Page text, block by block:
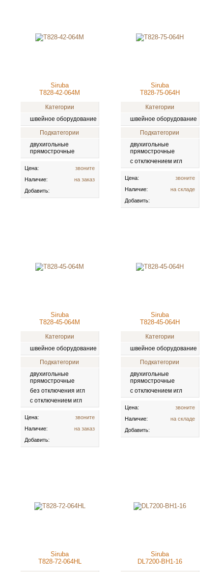
Siruba
T828-42-064M
Категории
швейное оборудование
Подкатегории
двухигольные
прямострочные
Цена:
звоните
Наличие:
на заказ
Добавить:
Siruba
T828-75-064H
Категории
швейное оборудование
Подкатегории
двухигольные
прямострочные
с отключением игл
Цена:
звоните
Наличие:
на складе
Добавить:
Siruba
T828-45-064M
Категории
швейное оборудование
Подкатегории
двухигольные
прямострочные
без отключения игл
с отключением игл
Цена:
звоните
Наличие:
на заказ
Добавить:
Siruba
T828-45-064H
Категории
швейное оборудование
Подкатегории
двухигольные
прямострочные
с отключением игл
Цена:
звоните
Наличие:
на складе
Добавить:
Siruba
T828-72-064НL
Siruba
DL7200-BH1-16